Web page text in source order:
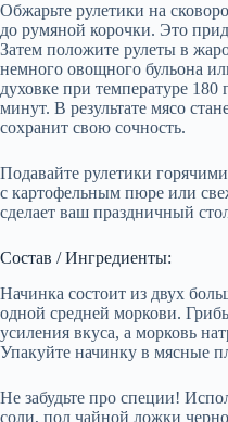
Обжарьте рулетики на
до румяной корочки. Это
Затем положите рулеты в
немного овощного бульона
духовке при температуре 180
минут. В результате мясо
сохранит свою сочность.
Подавайте рулетики
с картофельным пюре или
сделает ваш праздничный
Состав / Ингредиенты:
Начинка состоит из двух
одной средней моркови.
усиления вкуса, а морковь
Упакуйте начинку в мясные
Не забудьте про специи!
соли, пол чайной ложки